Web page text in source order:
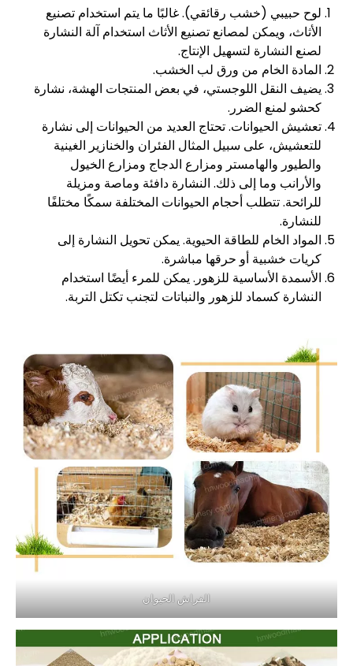
لوح حبيبي (خشب رقائقي). غالبًا ما يتم استخدام تصنيع
الأثاث، ويمكن لمصانع تصنيع الأثاث استخدام آلة النشارة
لصنع النشارة لتسهيل الإنتاج.
المادة الخام من ورق لب الخشب.
يضيف النقل اللوجستي، في بعض المنتجات الهشة، نشارة
كحشو لمنع الضرر.
تعشيش الحيوانات. تحتاج العديد من الحيوانات إلى نشارة
للتعشيش، على سبيل المثال الفئران والخنازير الغينية
والطيور والهامستر ومزارع الدجاج ومزارع الخيول
والأرانب وما إلى ذلك. النشارة دافئة وماصة ومزيلة
للرائحة. تتطلب أحجام الحيوانات المختلفة سمكًا مختلفًا
للنشارة.
المواد الخام للطاقة الحيوية. يمكن تحويل النشارة إلى
كريات خشبية أو حرقها مباشرة.
الأسمدة الأساسية للزهور. يمكن للمرء أيضًا استخدام
النشارة كسماد للزهور والنباتات لتجنب تكتل التربة.
الفراش الحيوان